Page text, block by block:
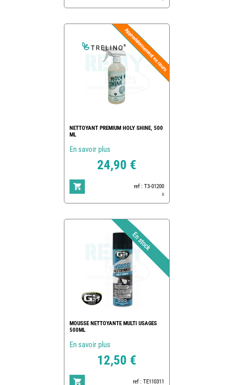
NETTOYANT PREMIUM HOLY SHINE, 500
ML
En savoir plus
24,90 €
ref : T3-01200
0
MOUSSE NETTOYANTE MULTI USAGES
500ML
En savoir plus
12,50 €
ref : TE110311